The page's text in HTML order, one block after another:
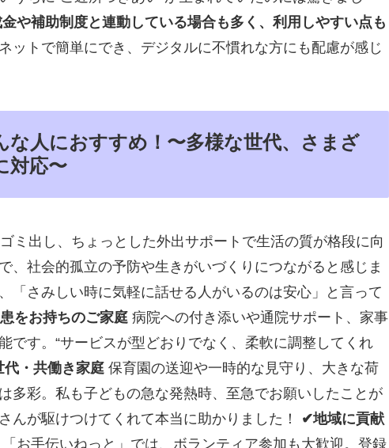
や補助制度と連動している場合も多く、利用しやすい点も
ットで簡単にでき、デジタルに不慣れな方にも配慮が感じ
な人におすすめ！〜多様な世代、さまざ
対応〜
ミ出し、ちょっとした外出サポートで生活の質が格段に向
、社会的孤立の予防や生きがいづくりにつながると感じま
「さみしい時に気軽に話せる人がいるのは安心」と言って
をお持ちのご家庭 病院への付き添いや通院サポート、家事
です。“サービスが型どおりでなく、柔軟に調整してくれ
・共働き家庭 保育園の送迎や一時的な見守り、大きな荷
多彩。私も子どもの急な発熱時、至急でお願いしたことが
んが駆けつけてくれて本当に助かりました！ ✔地域に貢献
「お手伝いねっと」では、ボランティア参加も大歓迎。登録